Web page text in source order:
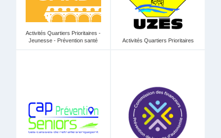
Activités Quartiers Prioritaires -
Jeunesse - Prévention santé
Activités Quartiers Prioritaires